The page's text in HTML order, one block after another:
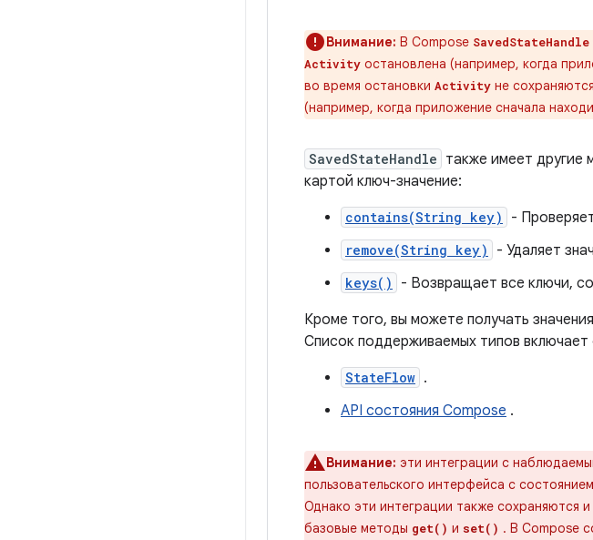
Внимание: В Compose SavedStateHandle
Activity остановлена ​​(например, когда
во время остановки Activity не
(например, когда приложение сначала
SavedStateHandle также имеет другие
картой ключ-значение:
contains(String key) -
remove(String key) - Удаляет
keys() - Возвращает все ключи,
Кроме того, вы можете получать
Список поддерживаемых типов
StateFlow .
API состояния Compose .
Внимание: эти интеграции с
пользовательского интерфейса с
Однако эти интеграции также сохраняются
базовые методы get() и set() . В Compose